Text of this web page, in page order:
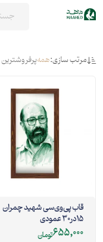
مرتب سازی:همه
قاب پی‌وی‌سی شهید چمران
15در30 عمودی
655,000تومان